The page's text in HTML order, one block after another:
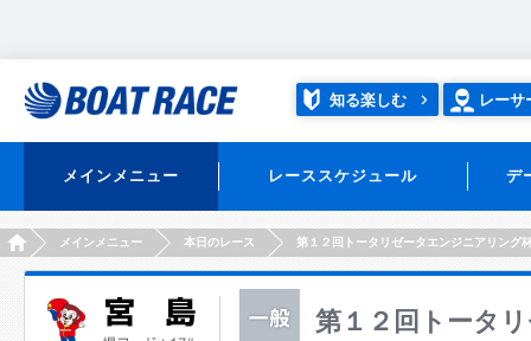
知る楽しむ レーサ
メインメニュー レーススケジュール デ
HOMEメインメニュー 本日のレース 第１２回トータリゼータエンジニアリング
第１２回トータ